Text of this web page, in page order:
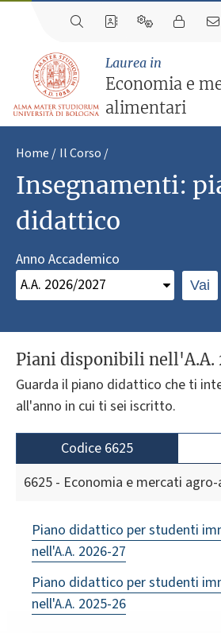
Laurea in
Economia e
alimentari
Home Il Corso
Insegnamenti:
didattico
Anno Accademico
Vai
Piani disponibili nell'A.A.
Guarda il piano didattico che ti
all'anno in cui ti sei iscritto.
Codice 6625
6625 - Economia e mercati
Piano didattico per studenti
nell'A.A. 2026-27
Piano didattico per studenti
nell'A.A. 2025-26